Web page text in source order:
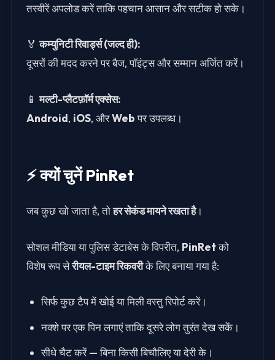
तस्वीरें अपलोड करें ताकि पहचान आसान और सटीक हो सके।
🏅कम्युनिटी रिवार्ड्स (जल्द ही):
दूसरों की मदद करने पर बैज, पॉइंट्स और सम्मान अर्जित करें।
📱मल्टी-प्लैटफ़ॉर्म एक्सेस:
Android, iOS, औरWebपर उपलब्ध।
⚡ क्यों चुनें PinRet
जब कुछ खो जाता है, तोहर सेकंड मायने रखता है।
सोशल मीडिया या पुलिस डेटाबेस के विपरीत, PinRetको
विशेष रूप सेरीयल-टाइम रिकवरीके लिए बनाया गया है:
सिर्फ कुछ टैप में खोई या मिली वस्तु रिपोर्ट करें।
नक्शे पर एक पिन लगाएं ताकि दूसरे लोग तुरंत देख सकें।
सीधे चैट करें — बिना किसी बिचौलिए या देरी के।